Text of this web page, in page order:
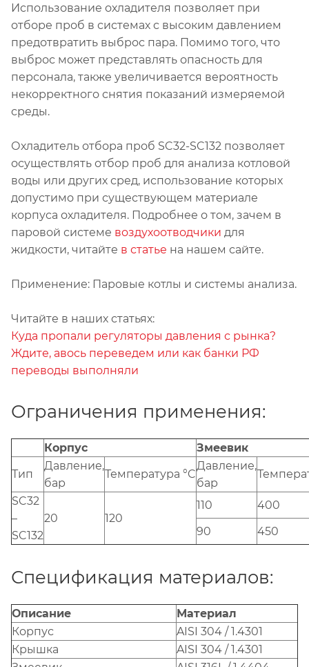
Использование охладителя позволяет при
отборе проб в системах с высоким давлением
предотвратить выброс пара. Помимо того, что
выброс может представлять опасность для
персонала, также увеличивается вероятность
некорректного снятия показаний измеряемой
среды.
Охладитель отбора проб SC32-SC132 позволяет
осуществлять отбор проб для анализа котловой
воды или других сред, использование которых
допустимо при существующем материале
корпуса охладителя. Подробнее о том, зачем в
паровой системе воздухоотводчики для
жидкости, читайте в статье на нашем сайте.
Применение: Паровые котлы и системы анализа.
Читайте в наших статьях:
Куда пропали регуляторы давления с рынка?
Ждите, авось переведем или как банки РФ
переводы выполняли
Ограничения применения:
Корпус
Змеевик
Тип
Давление,
бар
Температура °C
Давление,
бар
SC32
–
SC132
20 120
110
400
90
450
Спецификация материалов:
Описание
Материал
Корпус
AISI 304 / 1.4301
Крышка
AISI 304 / 1.4301